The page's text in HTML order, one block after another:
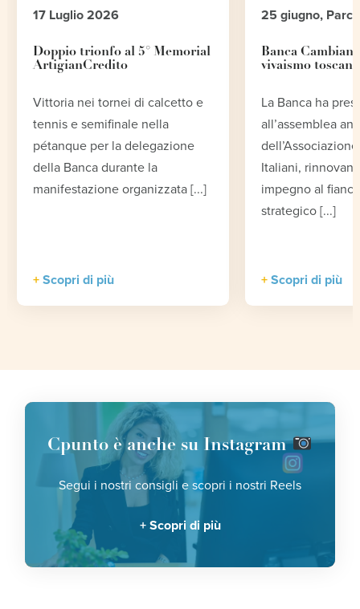
17 Luglio 2026
Doppio trionfo al 5° Memorial
ArtigianCredito
Vittoria nei tornei di calcetto e
tennis e semifinale nella
pétanque per la delegazione
della Banca durante la
manifestazione organizzata [...]
Scopri di più
25 giugno,
Banca
vivaismo toscano
La Banca ha
all’assemblea
Italiani,
impegno al
strategico [...]
Scopri di più
Cpunto è anche su Instagram
Segui i nostri consigli e scopri i nostri Reels
Scopri di più